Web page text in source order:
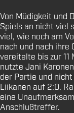
Von Müdigkeit und
Spiels an nicht viel
viel, wie noch am
nach und nach ihre
vereitelte bis zur 11
nutzte Jani
der Partie und
Liikanen auf 2:0.
eine
Anschlußtreffer.